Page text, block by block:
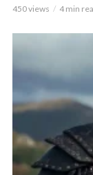
450 views 4 min